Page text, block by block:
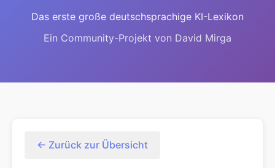
Das erste große deutschsprachige KI-Lexikon
Ein Community-Projekt von David Mirga
← Zurück zur Übersicht